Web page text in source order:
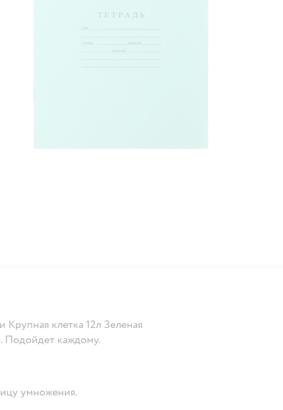
клетка 12л Зеленая
Подойдет каждому.
умножения.